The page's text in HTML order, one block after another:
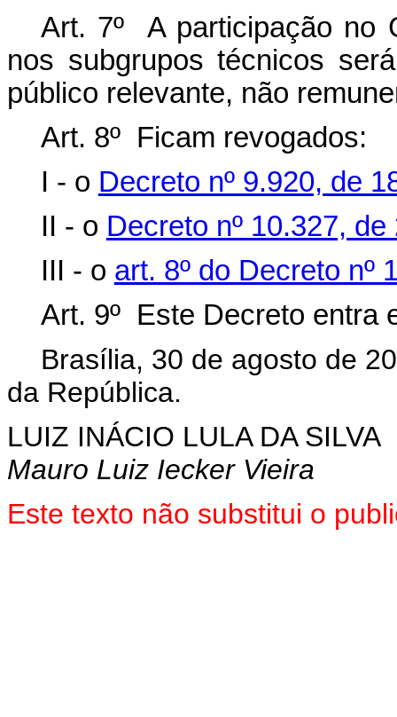
Art. 7º A participação no
nos subgrupos técnicos
público relevante, não
Art. 8º Ficam revogados:
I - o Decreto nº 9.920, de
II - o Decreto nº 10.327,
III - o art. 8º do Decreto nº
Art. 9º Este Decreto entra
Brasília, 30 de agosto de
da República.
LUIZ INÁCIO LULA DA SILVA
Mauro Luiz Iecker Vieira
Este texto não substitui o